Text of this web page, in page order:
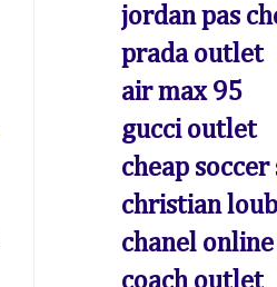
jordan pas
prada outlet
air max 95
gucci outlet
cheap soccer
christian
chanel